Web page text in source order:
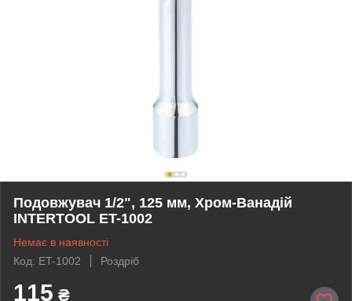
Подовжувач 1/2", 125 мм, Хром-Ванадій
INTERTOOL ET-1002
Немає в наявності
Код: ET-1002
Роздріб
115 ₴